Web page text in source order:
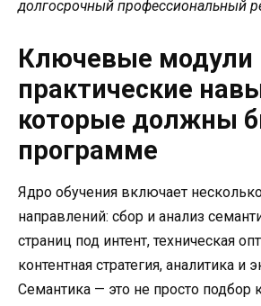
долгосрочный профессиональный
Ключевые модули
практические
которые должны
программе
Ядро обучения включает
направлений: сбор и анализ
страниц под интент, техническая
контентная стратегия, аналитика и
Семантика — это не просто подбор